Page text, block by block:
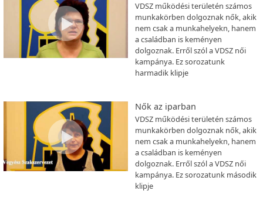
VDSZ működési területén számos
munkakörben dolgoznak nők, akik
nem csak a munkahelyekn, hanem
a családban is keményen
dolgoznak. Erről szól a VDSZ női
kampánya. Ez sorozatunk
harmadik klipje
Nők az iparban
VDSZ működési területén számos
munkakörben dolgoznak nők, akik
nem csak a munkahelyekn, hanem
a családban is keményen
dolgoznak. Erről szól a VDSZ női
kampánya. Ez sorozatunk második
klipje